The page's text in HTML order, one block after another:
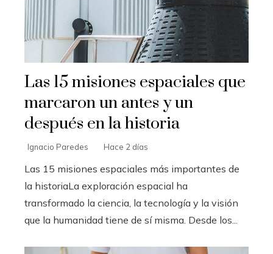
Las 15 misiones espaciales que
marcaron un antes y un
después en la historia
Ignacio Paredes Hace 2 días
Las 15 misiones espaciales más importantes de
la historiaLa exploración espacial ha
transformado la ciencia, la tecnología y la visión
que la humanidad tiene de sí misma. Desde los...